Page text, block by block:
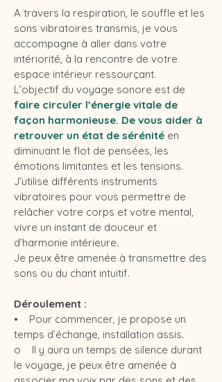
A travers la respiration, le souffle et les
sons vibratoires transmis, je vous
accompagne à aller dans votre
intériorité, à la rencontre de votre
espace intérieur ressourçant.
L’objectif du voyage sonore est de
faire circuler l’énergie vitale de
façon harmonieuse. De vous aider à
retrouver un état de sérénité en
diminuant le flot de pensées, les
émotions limitantes et les tensions.
J’utilise différents instruments
vibratoires pour vous permettre de
relâcher votre corps et votre mental,
vivre un instant de douceur et
d’harmonie intérieure.
Je peux être amenée à transmettre des
sons ou du chant intuitif.
Déroulement :
• Pour commencer, je propose un
temps d’échange, installation assis.
o Il y aura un temps de silence durant
le voyage, je peux être amenée à